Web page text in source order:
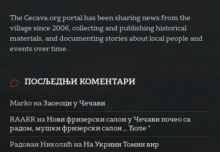
The Cecava.org portal has been sharing news from the
village since 2006, collecting and publishing historical
materials, and documenting stories about local people and
events over time.
ПОСЉЕДЊИ КОМЕНТАРИ
Marko на Засеоци у Чечави
RAARR на Нови фризерски салон у Чечави почео са
радом, мушки фризерски салон ,, Ђоле “
Радован Николић на На Укрини Томин вир